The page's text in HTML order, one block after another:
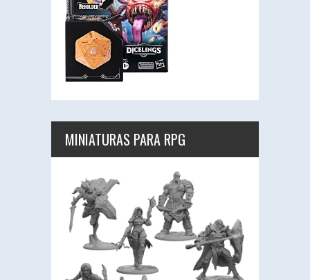
MINIATURAS PARA RPG